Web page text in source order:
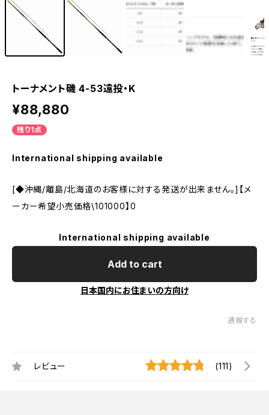
トーナメント磯 4-53遠投・K
¥88,880
残り1点
International shipping available
[◆沖縄/離島/北海道のお客様に対する発送が出来ません。]【メ
ーカー希望小売価格\101000】0
International shipping available
Add to cart
日本国内にお住まいの方向け
通報する
レビュー (111)